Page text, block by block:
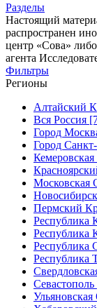
Разделы
Настоящий
распространен
центр «Сова» либо
агента
Фильтры
Регионы
Алтайский
Вся Россия
Город
Город
Московская
Пермский
Республика
Республика
Республика
Республика